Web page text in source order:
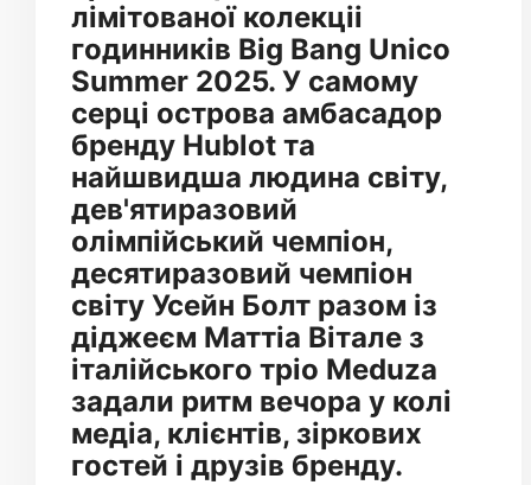
лімітованої колекціі
годинників Big Bang Unico
Summer 2025. У самому
серці острова амбасадор
бренду Hublot та
найшвидша людина світу,
дев'ятиразовий
олімпійський чемпіон,
десятиразовий чемпіон
світу Усейн Болт разом із
діджеєм Маттіа Вітале з
італійського тріо Meduza
задали ритм вечора у колі
медіа, клієнтів, зіркових
гостей і друзів бренду.